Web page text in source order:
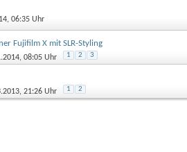
06:35 Uhr
Fujifilm X mit SLR-Styling
08:05 Uhr 1 2 3
21:26 Uhr 1 2